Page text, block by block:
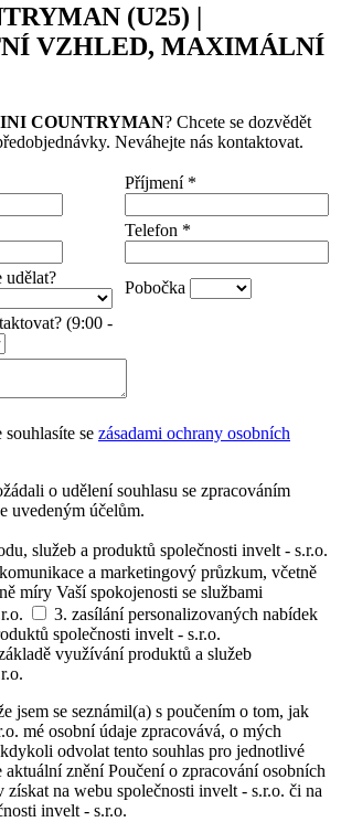
(U25) |
VZHLED, MAXIMÁLNÍ
COUNTRYMAN? Chcete se dozvědět
Neváhejte nás kontaktovat.
Příjmení *
Telefon *
udělat?
Pobočka
(9:00 -
se zásadami ochrany osobních
o udělení souhlasu se zpracováním
uvedeným účelům.
služeb a produktů společnosti invelt - s.r.o.
a marketingový průzkum, včetně
míry Vaší spokojenosti se službami
3. zasílání personalizovaných nabídek
společnosti invelt - s.r.o.
využívání produktů a služeb
jsem se seznámil(a) s poučením o tom, jak
mé osobní údaje zpracovává, o mých
odvolat tento souhlas pro jednotlivé
znění Poučení o zpracování osobních
na webu společnosti invelt - s.r.o. či na
invelt - s.r.o.